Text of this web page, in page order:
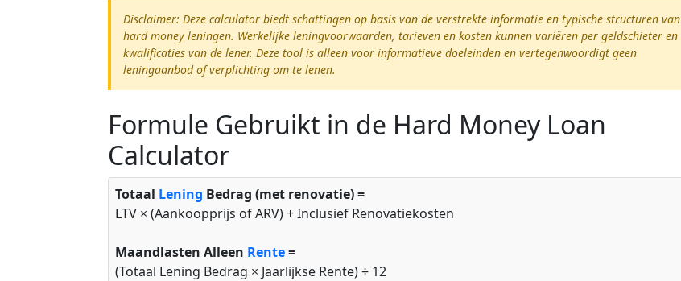
Disclaimer: Deze calculator biedt schattingen op basis van de verstrekte informatie en typische structuren van
hard money leningen. Werkelijke leningvoorwaarden, tarieven en kosten kunnen variëren per geldschieter en
kwalificaties van de lener. Deze tool is alleen voor informatieve doeleinden en vertegenwoordigt geen
leningaanbod of verplichting om te lenen.
Formule Gebruikt in de Hard Money Loan
Calculator
Totaal Lening Bedrag (met renovatie) =
LTV × (Aankoopprijs of ARV) + Inclusief Renovatiekosten
Maandlasten Alleen Rente=
(Totaal Lening Bedrag × Jaarlijkse Rente) ÷ 12